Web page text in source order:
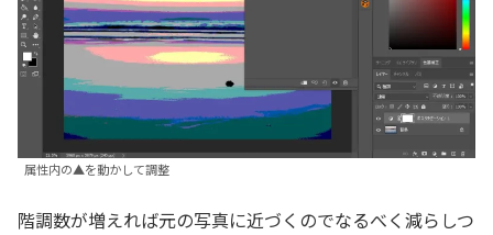
属性内の▲を動かして調整
階調数が増えれば元の写真に近づくのでなるべく減らしつ